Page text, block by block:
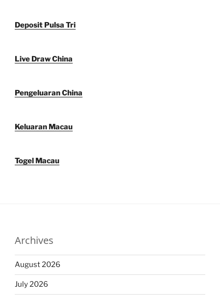
Deposit Pulsa Tri
Live Draw China
Pengeluaran China
Keluaran Macau
Togel Macau
Archives
August 2026
July 2026